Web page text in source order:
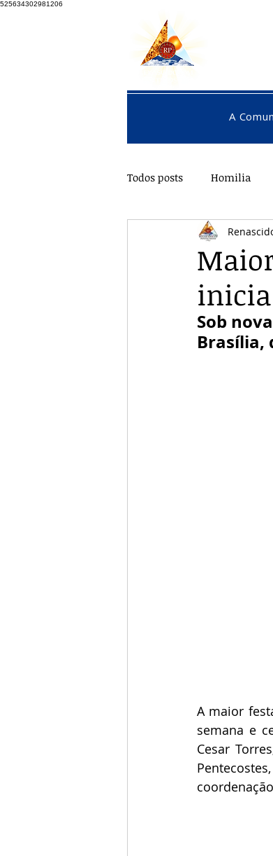
525634302981206
A
Todos posts Homilia
Pentecostes
inicia
Sob
Brasília,
A maior
semana e
Cesar